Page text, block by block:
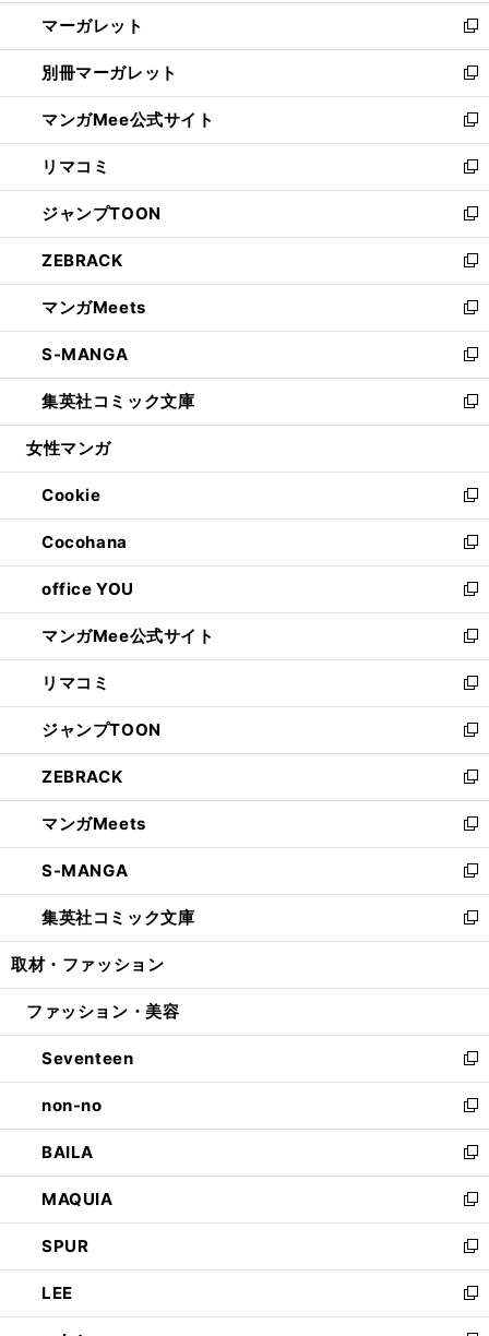
く
で
開
く
ン
ド
ウ
で
開
く
し
い
ウ
ィ
ン
ド
ウ
で
開
く
マーガレット
新
し
い
ウ
ィ
ン
ド
ウ
で
開
く
別冊マーガレット
新
し
い
ウ
ィ
ン
ド
ウ
で
開
く
マンガMee公式サイト
新
し
い
ウ
ィ
ン
ド
ウ
で
開
く
リマコミ
新
し
い
ウ
ィ
ン
ド
ウ
で
開
く
ジャンプTOON
新
し
い
ウ
ィ
ン
ド
ウ
で
開
ZEBRACK
新
し
い
ウ
ィ
ン
ド
ウ
開
く
マンガMeets
新
し
い
ウ
ィ
ン
ウ
で
開
く
S-MANGA
新
し
い
ウ
ン
ド
ウ
で
開
く
集英社コミック文庫
新
し
ウ
ィ
ン
ド
ウ
で
開
く
女性マンガ
Cookie
新
し
い
ウ
ィ
ン
ド
ウ
で
開
く
Cocohana
新
し
い
ウ
ィ
ン
ド
ウ
で
開
く
office YOU
新
し
い
ウ
ィ
ン
ド
ウ
で
開
く
マンガMee公式サイト
新
し
い
ウ
ィ
ン
ド
ウ
で
開
く
リマコミ
新
し
い
ウ
ィ
ン
ド
ウ
で
開
く
ジャンプTOON
新
し
い
ウ
ィ
ン
ド
ウ
で
開
ZEBRACK
新
し
い
ウ
ィ
ン
ド
ウ
開
マンガMeets
新
し
い
ウ
ィ
ン
ウ
開
く
S-MANGA
新
し
い
ウ
ン
ウ
で
開
く
集英社コミック文庫
新
し
ウ
ン
ド
ウ
で
開
く
取材・ファッション
ファッション・美容
Seventeen
新
し
い
ウ
ィ
ン
ド
ウ
で
開
く
non-no
新
し
い
ウ
ィ
ン
ド
ウ
で
開
BAILA
新
し
い
ウ
ィ
ン
ド
ウ
MAQUIA
新
し
い
ウ
ィ
ン
SPUR
新
し
い
ウ
LEE
新
し